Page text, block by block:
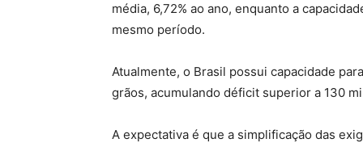
média, 6,72% ao ano, enquanto a
mesmo período.
Atualmente, o Brasil possui capacidade
grãos, acumulando déficit superior a 130
A expectativa é que a simplificação das